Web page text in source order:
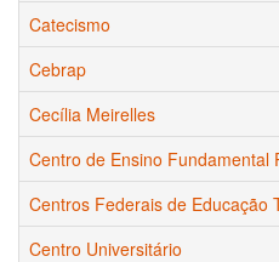
Catecismo
Cebrap
Cecília Meirelles
Centro de Ensino Fundamental
Centros Federais de Educação
Centro Universitário